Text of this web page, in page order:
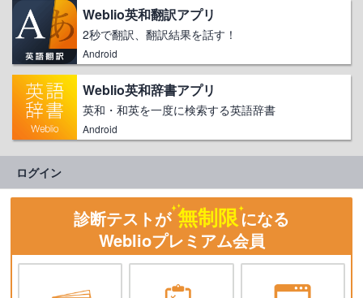
Weblio英和翻訳アプリ
2秒で翻訳、翻訳結果を話す！
Android
Weblio英和辞書アプリ
英和・和英を一度に検索する英語辞書
Android
ログイン
診断テストが 無制限になる
Weblioプレミアム会員